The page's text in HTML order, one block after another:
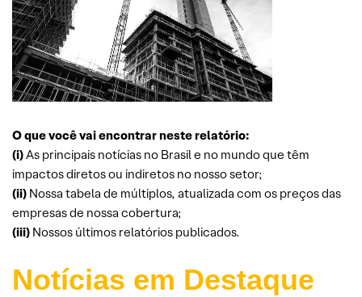
O que você vai encontrar neste relatório:
(i)As principais notícias no Brasil e no mundo que têm
impactos diretos ou indiretos no nosso setor;
(ii) Nossa tabela de múltiplos, atualizada com os preços das
empresas de nossa cobertura;
(iii) Nossos últimos relatórios publicados.
Notícias em Destaque